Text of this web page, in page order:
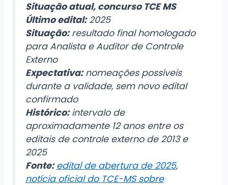
Situação atual, concurso TCE MS
Último edital:2025
Situação:resultado final homologado
para Analista e Auditor de Controle
Externo
Expectativa:nomeações possíveis
durante a validade, sem novo edital
confirmado
Histórico:intervalo de
aproximadamente 12 anos entre os
editais de controle externo de 2013 e
2025
Fonte: edital de abertura de 2025,
notícia oficial do TCE-MS sobre